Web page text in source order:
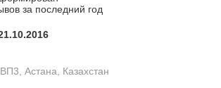
за последний год
Астана, Казахстан